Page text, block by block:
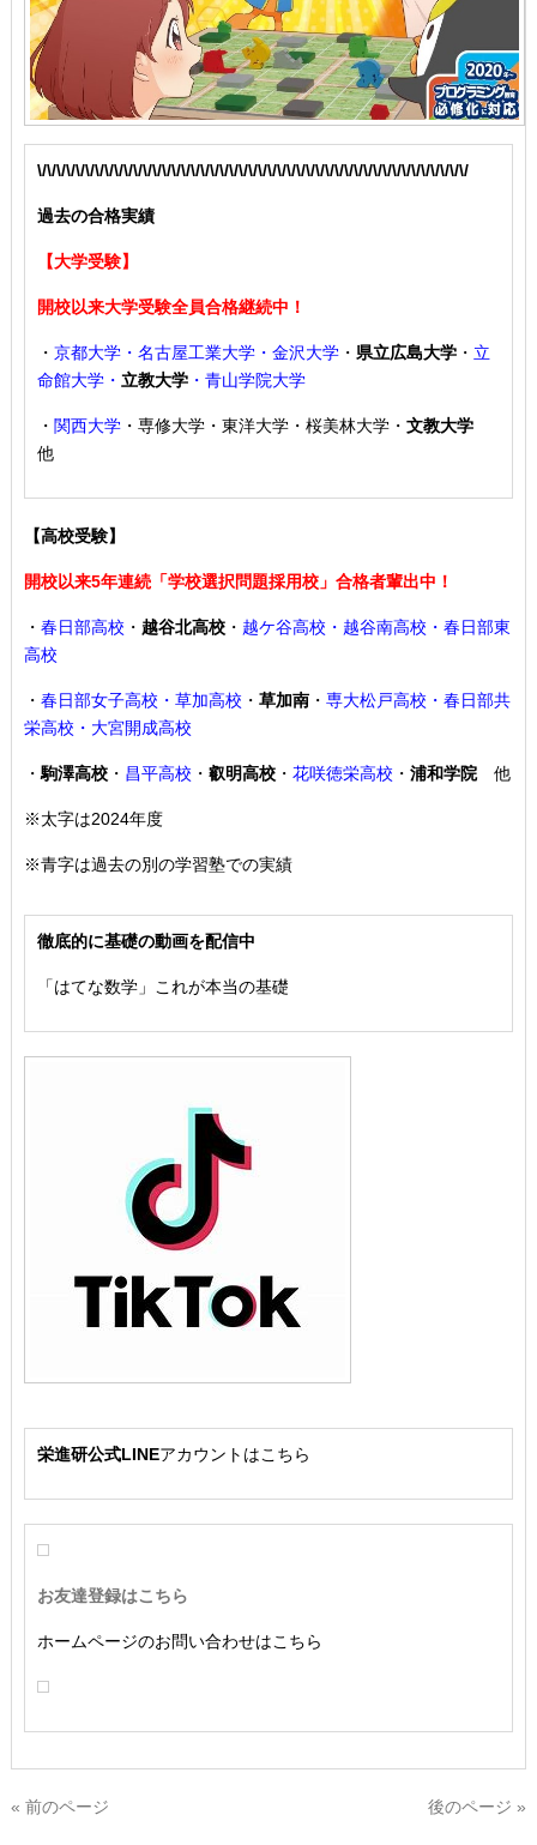
\/\/\/\/\/\/\/\/\/\/\/\/\/\/\/\/\/\/\/\/\/\/\/\/\/\/\/\/\/\/\/\/\/\/\/\/\/\/\/\/\/\/\/\/\/
過去の合格実績
【大学受験】
開校以来大学受験全員合格継続中！
・ 京都大学・名古屋工業大学・金沢大学・ 県立広島大学・ 立
命館大学・ 立教大学・青山学院大学
・ 関西大学・専修大学・東洋大学・桜美林大学・ 文教大学
他
【高校受験】
開校以来5年連続「学校選択問題採用校」合格者輩出中！
・ 春日部高校 ・ 越谷北高校・ 越ケ谷高校・越谷南高校・春日部東
高校
・ 春日部女子高校・草加高校 ・ 草加南・ 専大松戸高校 ・春日部共
栄高校・大宮開成高校
・ 駒澤高校・ 昌平高校 ・ 叡明高校・ 花咲徳栄高校 ・ 浦和学院他
※太字は2024年度
※青字は過去の別の学習塾での実績
徹底的に基礎の動画を配信中
「はてな数学」これが本当の基礎
栄進研公式LINEアカウントはこちら
お友達登録はこちら
ホームページのお問い合わせはこちら
« 前のページ 後のページ »